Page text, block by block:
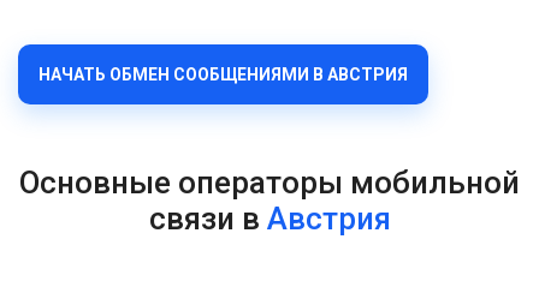
НАЧАТЬ ОБМЕН СООБЩЕНИЯМИ В АВСТРИЯ
Основные операторы мобильной
связи в Австрия